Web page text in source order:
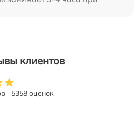
клиентов
5358 оценок